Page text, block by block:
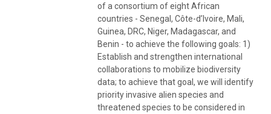
of a consortium of eight African
countries - Senegal, Côte-d’Ivoire, Mali,
Guinea, DRC, Niger, Madagascar, and
Benin - to achieve the following goals: 1)
Establish and strengthen international
collaborations to mobilize biodiversity
data; to achieve that goal, we will identify
priority invasive alien species and
threatened species to be considered in